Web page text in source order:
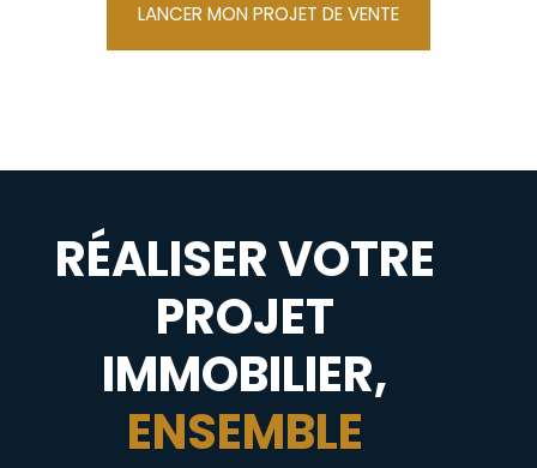
LANCER MON PROJET DE VENTE
RÉALISER VOTRE
PROJET
IMMOBILIER,
ENSEMBLE